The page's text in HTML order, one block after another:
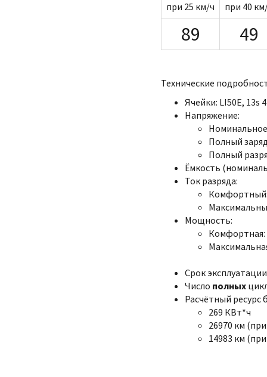
при 25 км/ч
при 40
89 49
Технические
Ячейки: LI50E, 13s
Напряжение:
Полный
Полный
Ёмкость
Ток разряда:
Комфортный:
Мощность:
Комфортная:
Срок
Число полных
Расчётный ресурс
269 КВт*ч
26970 км
14983 км